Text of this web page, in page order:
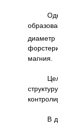
диаметр
магния.
В